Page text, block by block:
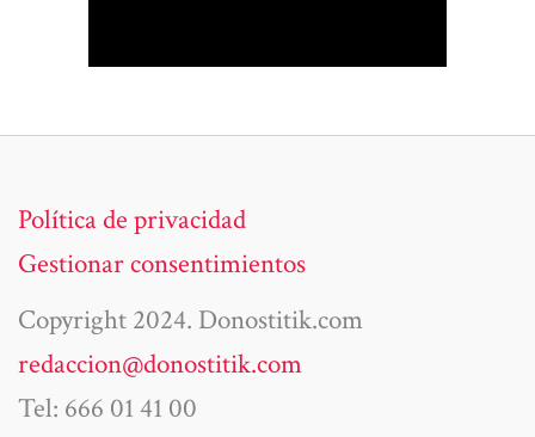
Política de privacidad
Gestionar consentimientos
Copyright 2024. Donostitik.com
redaccion@donostitik.com
Tel: 666 01 41 00